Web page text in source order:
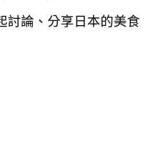
討論、分享日本的美食